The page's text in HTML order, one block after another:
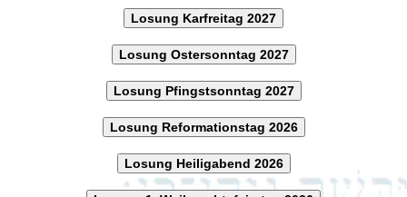
Losung Karfreitag 2027
Losung Ostersonntag 2027
Losung Pfingstsonntag 2027
Losung Reformationstag 2026
Losung Heiligabend 2026